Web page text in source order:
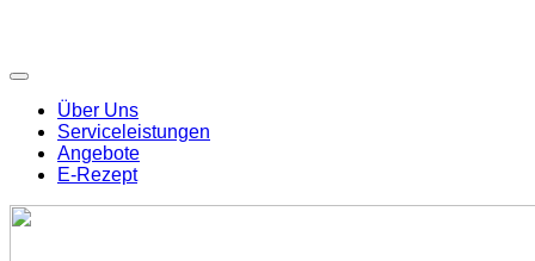
Über Uns
Serviceleistungen
Angebote
E-Rezept